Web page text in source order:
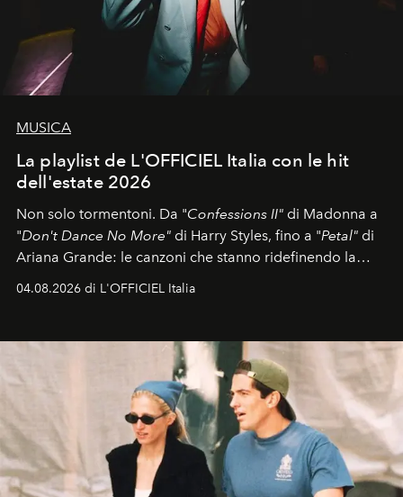
MUSICA
La playlist de L'OFFICIEL Italia con le hit
dell'estate 2026
Non solo tormentoni. Da "Confessions II" di Madonna a
"Don't Dance No More" di Harry Styles, fino a "Petal" di
Ariana Grande: le canzoni che stanno ridefinendo la
04.08.2026 di L'OFFICIEL Italia